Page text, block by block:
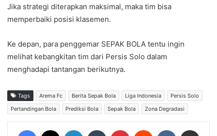
Jika strategi diterapkan maksimal, maka tim bisa
memperbaiki posisi klasemen.
Ke depan, para penggemar SEPAK BOLA tentu ingin
melihat kebangkitan tim dari Persis Solo dalam
menghadapi tantangan berikutnya.
Tags Arema Fc Berita Sepak Bola Liga Indonesia
Persis Solo
Pertandingan Bola
Prediksi Bola Sepak Bola Zona Degradasi